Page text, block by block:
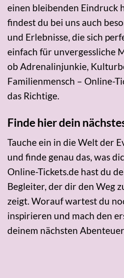
einen bleibenden Eindruck
findest du bei uns auch
und Erlebnisse, die sich
einfach für unvergessliche
ob Adrenalinjunkie,
Familienmensch – Online-
das Richtige.
Finde hier dein
Tauche ein in die Welt der
und finde genau das, was
Online-Tickets.de hast du
Begleiter, der dir den Weg
zeigt. Worauf wartest du
inspirieren und mach den
deinem nächsten